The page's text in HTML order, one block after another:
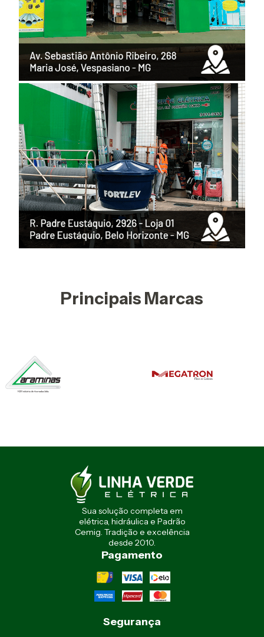
Principais Marcas
Sua solução completa em
elétrica, hidráulica e Padrão
Cemig. Tradição e excelência
desde 2010.
Pagamento
Segurança